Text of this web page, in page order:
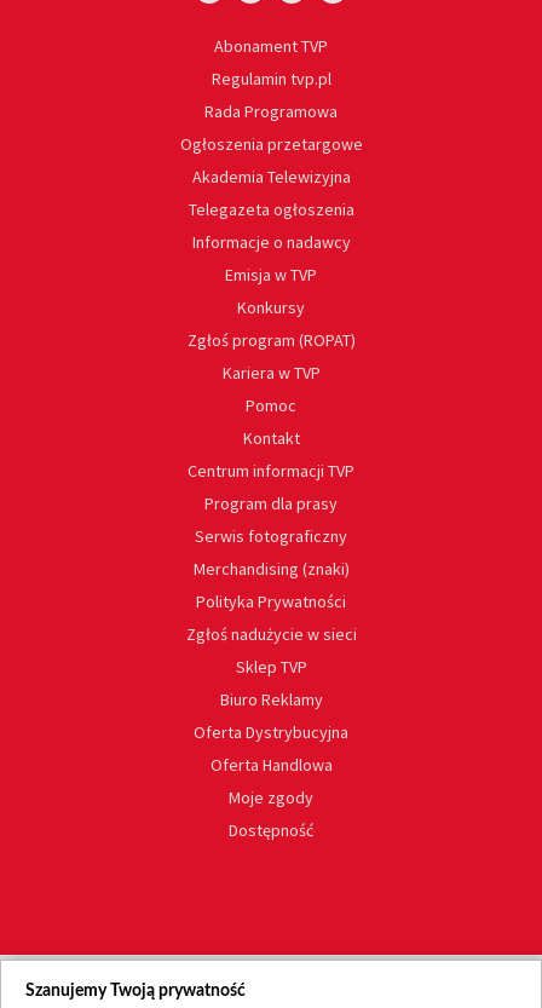
Abonament TVP
Regulamin tvp.pl
Rada Programowa
Ogłoszenia przetargowe
Akademia Telewizyjna
Telegazeta ogłoszenia
Informacje o nadawcy
Emisja w TVP
Konkursy
Zgłoś program (ROPAT)
Kariera w TVP
Pomoc
Kontakt
Centrum informacji TVP
Program dla prasy
Serwis fotograficzny
Merchandising (znaki)
Polityka Prywatności
Zgłoś nadużycie w sieci
Sklep TVP
Biuro Reklamy
Oferta Dystrybucyjna
Oferta Handlowa
Moje zgody
Dostępność
Szanujemy Twoją prywatność